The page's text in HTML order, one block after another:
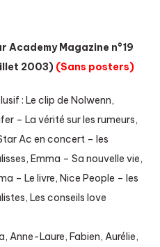
Academy Magazine n°19
2003) (Sans posters)
: Le clip de Nolwenn,
– La vérité sur les rumeurs,
Ac en concert – les
Emma – Sa nouvelle vie,
– Le livre, Nice People – les
Les conseils love
Anne-Laure, Fabien, Aurélie,